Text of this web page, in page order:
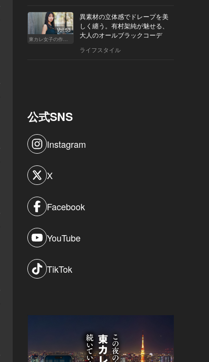
Vol.53
東カレ女子の作り方
異素材の立体感でドレープを美
しく纏う。有村架純が魅せる、
大人のオールブラックコーデ
ライフスタイル
公式SNS
Instagram
X
Facebook
YouTube
TikTok